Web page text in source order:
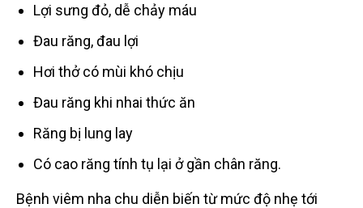
Lợi sưng đỏ, dễ chảy máu
Đau răng, đau lợi
Hơi thở có mùi khó chịu
Đau răng khi nhai thức ăn
Răng bị lung lay
Có cao răng tính tụ lại ở gần chân răng.
Bệnh viêm nha chu diễn biến từ mức độ nhẹ tới